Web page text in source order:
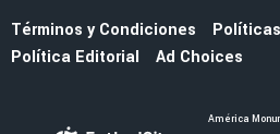
Términos y Condiciones
Política Editorial
Ad Choices
América